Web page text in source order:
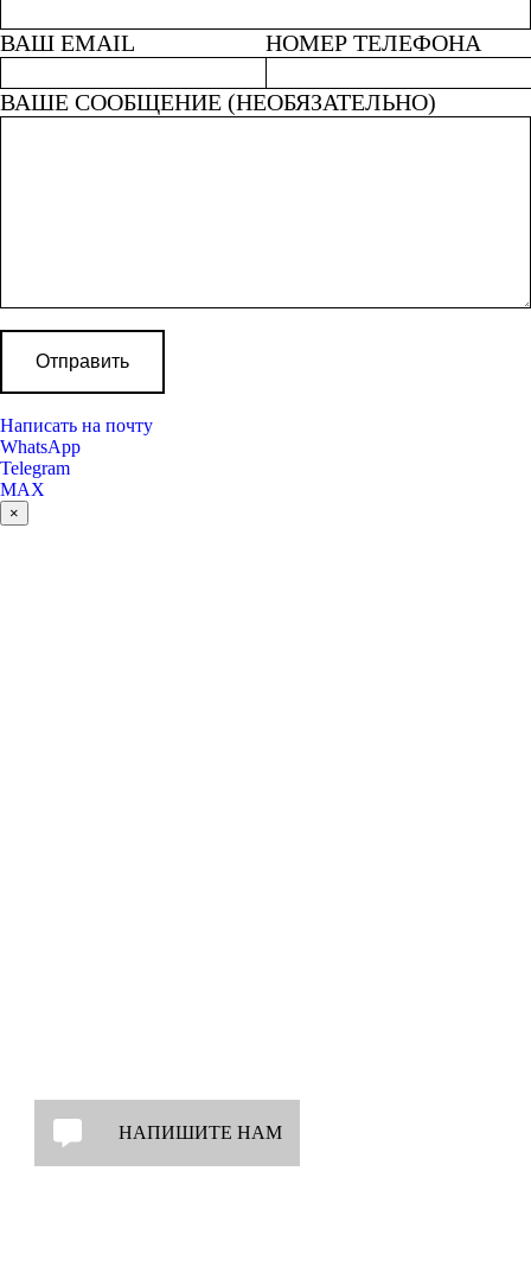
ВАШ EMAIL НОМЕР ТЕЛЕФОНА
ВАШЕ СООБЩЕНИЕ (НЕОБЯЗАТЕЛЬНО)
Написать на почту
WhatsApp
Telegram
MAX
×